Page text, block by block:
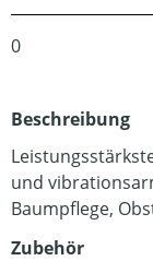
0
Beschreibung
und
Baumpflege,
Zubehör